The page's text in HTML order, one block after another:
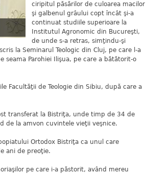
ciripitul păsărilor de culoarea macilor
şi galbenul grâului copt încât şi-a
continuat studiile superioare la
Institutul Agronomic din Bucureşti,
de unde s-a retras, simţindu-şi
la Seminarul Teologic din Cluj, pe care l-a
Parohiei Ilişua, pe care a bătătorit-o
Facultăţii de Teologie din Sibiu, după care a
transferat la Bistriţa, unde timp de 34 de
de la amvon cuvintele vieţii veşnice.
Ortodox Bistriţa ca unul care
ani de preoţie.
pe care i-a păstorit, având mereu